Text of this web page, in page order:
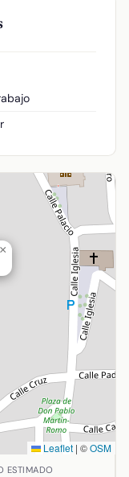
×
Leaflet | ©OSM
del Rey, Ciudad
ESTIMADO